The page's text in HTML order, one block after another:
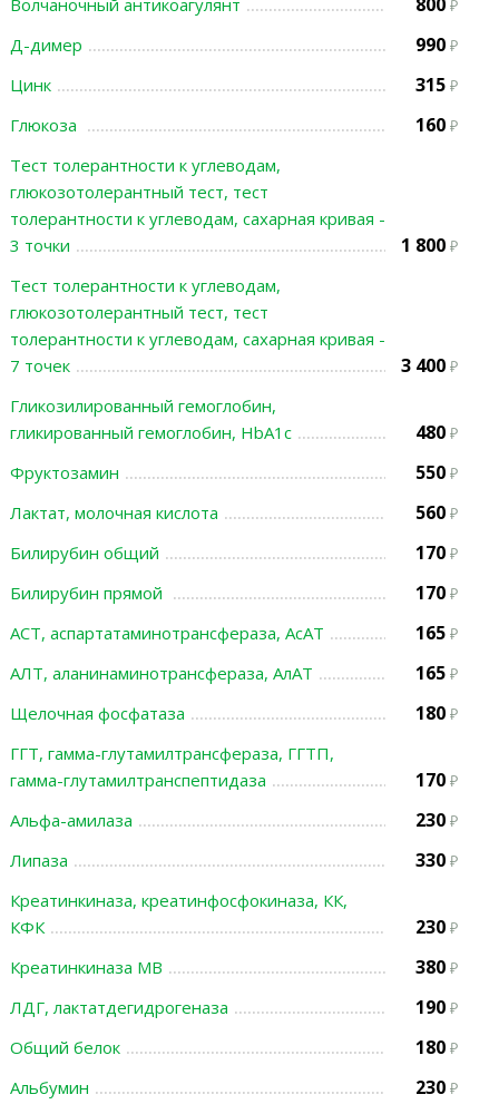
Волчаночный антикоагулянт
Д-димер 990
Цинк 315
Глюкоза 160
Тест толерантности к углеводам,
глюкозотолерантный тест, тест
толерантности к углеводам, сахарная кривая -
3 точки
1 800
Тест толерантности к углеводам,
глюкозотолерантный тест, тест
толерантности к углеводам, сахарная кривая -
7 точек
3 400
Гликозилированный гемоглобин,
гликированный гемоглобин, HbA1c
480
Фруктозамин 550
Лактат, молочная кислота 560
Билирубин общий 170
Билирубин прямой 170
АСТ, аспартатаминотрансфераза, АсАТ 165
АЛТ, аланинаминотрансфераза, АлАТ 165
Щелочная фосфатаза 180
ГГТ, гамма-глутамилтрансфераза, ГГТП,
гамма-глутамилтранспептидаза
170
Альфа-амилаза 230
Липаза 330
Креатинкиназа, креатинфосфокиназа, КК,
КФК
230
Креатинкиназа МВ 380
ЛДГ, лактатдегидрогеназа 190
Общий белок 180
Альбумин 230